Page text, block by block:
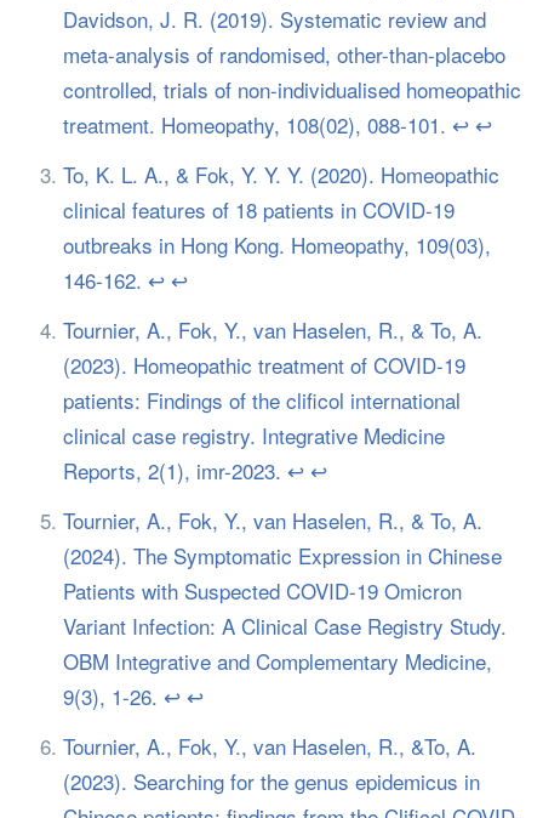
Davidson, J. R. (2019). Systematic review and
meta-analysis of randomised, other-than-placebo
controlled, trials of non-individualised homeopathic
treatment. Homeopathy, 108(02), 088-101. ↩︎ ↩︎
To, K. L. A., & Fok, Y. Y. Y. (2020). Homeopathic
clinical features of 18 patients in COVID-19
outbreaks in Hong Kong. Homeopathy, 109(03),
146-162. ↩︎ ↩︎
Tournier, A., Fok, Y., van Haselen, R., & To, A.
(2023). Homeopathic treatment of COVID-19
patients: Findings of the clificol international
clinical case registry. Integrative Medicine
Reports, 2(1), imr-2023. ↩︎ ↩︎
Tournier, A., Fok, Y., van Haselen, R., & To, A.
(2024). The Symptomatic Expression in Chinese
Patients with Suspected COVID-19 Omicron
Variant Infection: A Clinical Case Registry Study.
OBM Integrative and Complementary Medicine,
9(3), 1-26. ↩︎ ↩︎
Tournier, A., Fok, Y., van Haselen, R., &To, A.
(2023). Searching for the genus epidemicus in